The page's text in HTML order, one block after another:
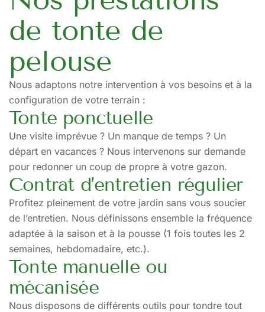
de tonte de
pelouse
Nous adaptons notre intervention à vos besoins et à la
configuration de votre terrain :
Tonte ponctuelle
Une visite imprévue ? Un manque de temps ? Un
départ en vacances ? Nous intervenons sur demande
pour redonner un coup de propre à votre gazon.
Contrat d’entretien régulier
Profitez pleinement de votre jardin sans vous soucier
de l’entretien. Nous définissons ensemble la fréquence
adaptée à la saison et à la pousse (1 fois toutes les 2
semaines, hebdomadaire, etc.).
Tonte manuelle ou
mécanisée
Nous disposons de différents outils pour tondre tout